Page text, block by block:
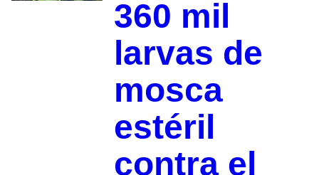
360 mil
larvas de
mosca
estéril
contra el